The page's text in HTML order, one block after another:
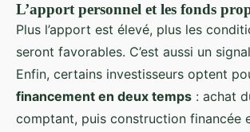
L’apport personnel et les fonds
Plus l’apport est élevé, plus les
seront favorables. C’est aussi un
Enfin, certains investisseurs optent
financement en deux temps : achat
comptant, puis construction financée